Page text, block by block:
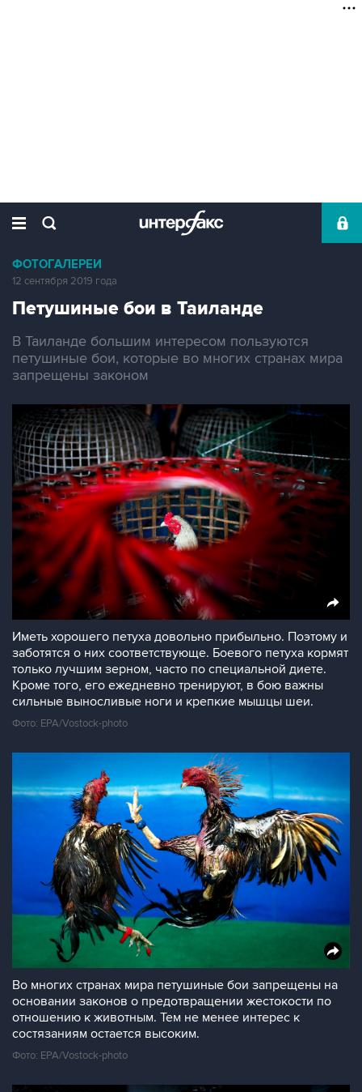
ФОТОГАЛЕРЕИ
12 сентября 2019 года
Петушиные бои в Таиланде
В Таиланде большим интересом пользуются
петушиные бои, которые во многих странах мира
запрещены законом
Иметь хорошего петуха довольно прибыльно. Поэтому и
заботятся о них соответствующе. Боевого петуха кормят
только лучшим зерном, часто по специальной диете.
Кроме того, его ежедневно тренируют, в бою важны
сильные выносливые ноги и крепкие мышцы шеи.
Фото: EPA/Vostock-photo
Во многих странах мира петушиные бои запрещены на
основании законов о предотвращении жестокости по
отношению к животным. Тем не менее интерес к
состязаниям остается высоким.
Фото: EPA/Vostock-photo